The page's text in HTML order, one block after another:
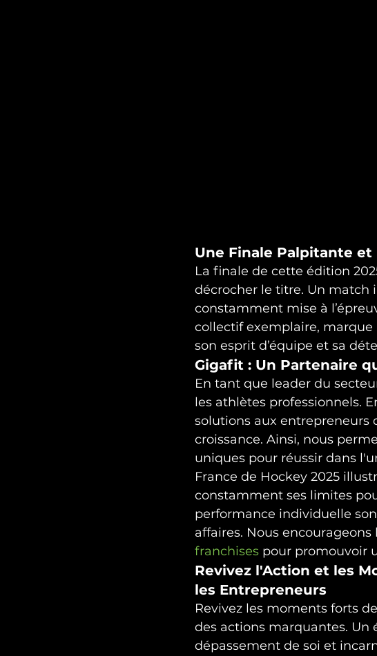
Une Finale Palpitante
La finale de cette édition
décrocher le titre. Un match
constamment mise à
collectif exemplaire,
son esprit d’équipe et sa
Gigafit : Un Partenaire
En tant que leader du
les athlètes professionnels.
solutions aux entrepreneurs
croissance. Ainsi, nous
uniques pour réussir dans
France de Hockey 2025
constamment ses limites
performance individuelle
affaires. Nous
franchises pour promouvoir
Revivez l'Action et les
les Entrepreneurs
Revivez les moments forts
des actions marquantes.
dépassement de soi et